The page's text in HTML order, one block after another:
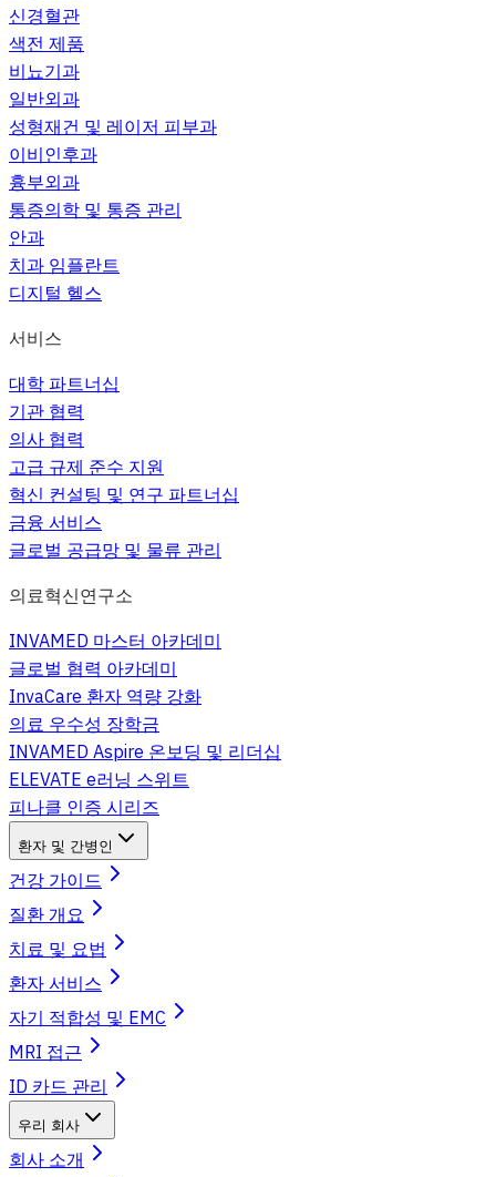
신경혈관
색전 제품
비뇨기과
일반외과
성형재건 및 레이저 피부과
이비인후과
흉부외과
통증의학 및 통증 관리
안과
치과 임플란트
디지털 헬스
서비스
대학 파트너십
기관 협력
의사 협력
고급 규제 준수 지원
혁신 컨설팅 및 연구 파트너십
금융 서비스
글로벌 공급망 및 물류 관리
의료혁신연구소
INVAMED 마스터 아카데미
글로벌 협력 아카데미
InvaCare 환자 역량 강화
의료 우수성 장학금
INVAMED Aspire 온보딩 및 리더십
ELEVATE e러닝 스위트
피나클 인증 시리즈
환자 및 간병인
건강 가이드
질환 개요
치료 및 요법
환자 서비스
자기 적합성 및 EMC
MRI 접근
ID 카드 관리
우리 회사
회사 소개